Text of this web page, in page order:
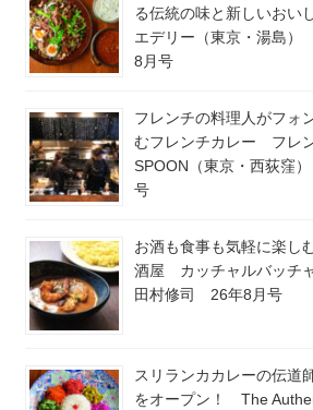
る伝統の味と新しいおい
エデリー（東京・湯島
8月号
フレンチの料理人がフォ
むフレンチカレー フレ
SPOON（東京・西荻窪
号
お酒も食事も気軽に楽し
酒屋 カッチャルバッチ
田村修司 26年8月号
スリランカカレーの伝道
をオープン！ The